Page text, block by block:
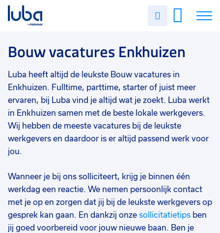
Uren
Vacatures
Over ons
Voor werkgevers
Contact
Bouw vacatures Enkhuizen
Luba heeft altijd de leukste Bouw vacatures in
Enkhuizen. Fulltime, parttime, starter of juist meer
ervaren, bij Luba vind je altijd wat je zoekt. Luba werkt
in Enkhuizen samen met de beste lokale werkgevers.
Wij hebben de meeste vacatures bij de leukste
werkgevers en daardoor is er altijd passend werk voor
jou.
Wanneer je bij ons solliciteert, krijg je binnen één
werkdag een reactie. We nemen persoonlijk contact
met je op en zorgen dat jij bij de leukste werkgevers op
gesprek kan gaan. En dankzij onze sollicitatietips ben
jij goed voorbereid voor jouw nieuwe baan. Ben je
Filter vacatures
Vakgebied 0
Bouw
Opleidingsniveau
Soort contract 0
Uitzicht op vast 4
Vast 3
Uren per week 0
37 - 40+ uur 6
25 - 32 uur